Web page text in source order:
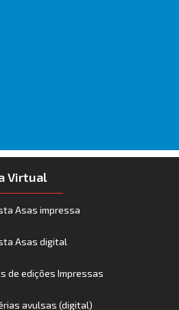
Virtual
Asas impressa
Asas digital
de edições Impressas
avulsas (digital)